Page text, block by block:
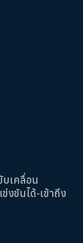
บเคลื่อน
งขันได้-เข้าถึง